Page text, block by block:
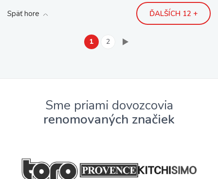
Späť hore ĎALŠÍCH 12 +
1 2
Sme priami dovozcovia
renomovaných značiek